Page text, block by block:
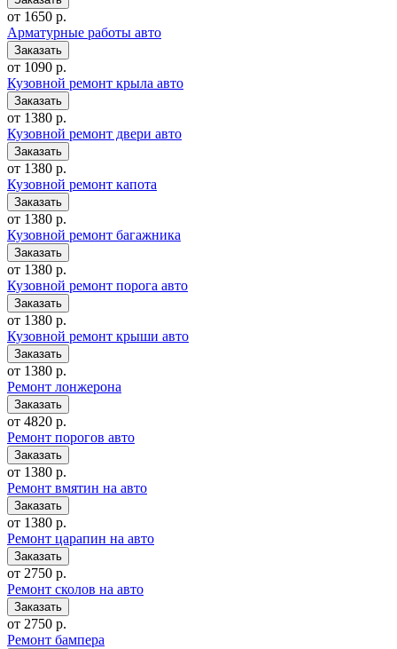
от 1650 р.
Арматурные работы авто
от 1090 р.
Кузовной ремонт крыла авто
от 1380 р.
Кузовной ремонт двери авто
от 1380 р.
Кузовной ремонт капота
от 1380 р.
Кузовной ремонт багажника
от 1380 р.
Кузовной ремонт порога авто
от 1380 р.
Кузовной ремонт крыши авто
от 1380 р.
Ремонт лонжерона
от 4820 р.
Ремонт порогов авто
от 1380 р.
Ремонт вмятин на авто
от 1380 р.
Ремонт царапин на авто
от 2750 р.
Ремонт сколов на авто
от 2750 р.
Ремонт бампера